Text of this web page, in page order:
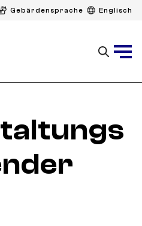
Gebärdensprache Englisch